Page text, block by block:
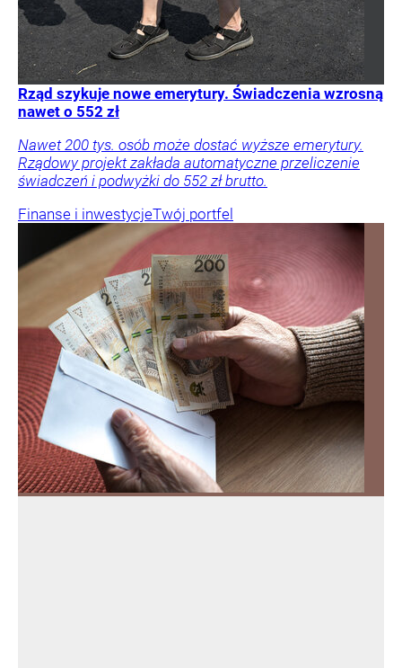
Rząd szykuje nowe emerytury. Świadczenia wzrosną
nawet o 552 zł
Nawet 200 tys. osób może dostać wyższe emerytury.
Rządowy projekt zakłada automatyczne przeliczenie
świadczeń i podwyżki do 552 zł brutto.
Finanse i inwestycjeTwój portfel